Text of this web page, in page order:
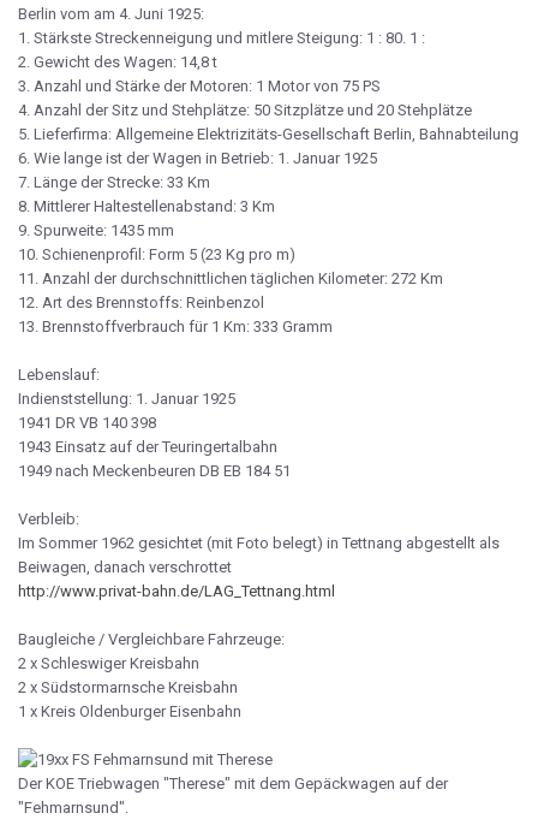
Berlin vom am 4. Juni 1925:
1. Stärkste Streckenneigung und mitlere Steigung: 1 : 80. 1 :
2. Gewicht des Wagen: 14,8 t
3. Anzahl und Stärke der Motoren: 1 Motor von 75 PS
4. Anzahl der Sitz und Stehplätze: 50 Sitzplätze und 20 Stehplätze
5. Lieferfirma: Allgemeine Elektrizitäts-Gesellschaft Berlin, Bahnabteilung
6. Wie lange ist der Wagen in Betrieb: 1. Januar 1925
7. Länge der Strecke: 33 Km
8. Mittlerer Haltestellenabstand: 3 Km
9. Spurweite: 1435 mm
10. Schienenprofil: Form 5 (23 Kg pro m)
11. Anzahl der durchschnittlichen täglichen Kilometer: 272 Km
12. Art des Brennstoffs: Reinbenzol
13. Brennstoffverbrauch für 1 Km: 333 Gramm
Lebenslauf:
Indienststellung: 1. Januar 1925
1941 DR VB 140 398
1943 Einsatz auf der Teuringertalbahn
1949 nach Meckenbeuren DB EB 184 51
Verbleib:
Im Sommer 1962 gesichtet (mit Foto belegt) in Tettnang abgestellt als
Beiwagen, danach verschrottet
http://www.privat-bahn.de/LAG_Tettnang.html
Baugleiche / Vergleichbare Fahrzeuge:
2 x Schleswiger Kreisbahn
2 x Südstormarnsche Kreisbahn
1 x Kreis Oldenburger Eisenbahn
Der KOE Triebwagen "Therese" mit dem Gepäckwagen auf der
"Fehmarnsund".